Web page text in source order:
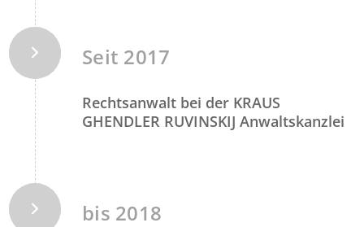
Seit 2017
Rechtsanwalt bei der KRAUS
GHENDLER RUVINSKIJ Anwaltskanzlei
bis 2018